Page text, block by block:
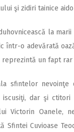
şi zidiri tainice
la
într-o adevărată
reprezintă un fapt
sfintelor
iscusiţi, dar şi
Victorin Oanele,
Sfintei Cuvioase